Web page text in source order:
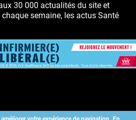
30 000 actualités du site et
semaine, les actus Santé